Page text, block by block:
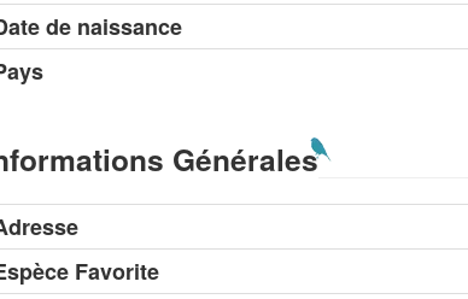
de naissance
Générales
Favorite